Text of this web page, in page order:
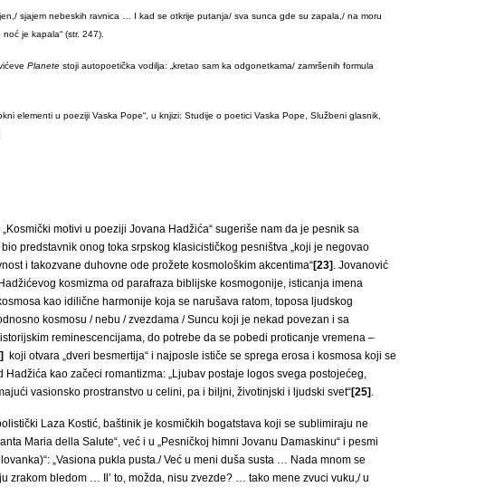
sjajem nebeskih ravnica … I kad se otkrije putanja/ sva sunca gde su zapala,/ na moru
je kapala“ (str. 247).
Planete stoji autopoetička vodilja: „kretao sam ka odgonetkama/ zamršenih formula
elementi u poeziji Vaska Pope“, u knjizi: Studije o poetici Vaska Pope, Službeni glasnik,
motivi u poeziji Jovana Hadžića“ sugeriše nam da je pesnik sa
predstavnik onog toka srpskog klasicističkog pesništva „koji je negovao
i takozvane duhovne ode prožete kosmološkim akcentima“[23] . Jovanović
kosmizma od parafraza biblijske kosmogonije, isticanja imena
kao idilične harmonije koja se narušava ratom, toposa ljudskog
kosmosu / nebu / zvezdama / Suncu koji je nekad povezan i sa
reminescencijama, do potrebe da se pobedi proticanje vremena –
koji otvara „dveri besmertija“ i najposle ističe se sprega erosa i kosmosa koji se
Hadžića kao začeci romantizma: „Ljubav postaje logos svega postojećeg,
vasionsko prostranstvo u celini, pa i biljni, životinjski i ljudski svet“[25] .
Laza Kostić, baštinik je kosmičkih bogatstava koji se sublimiraju ne
Maria della Salute“, već i u „Pesničkoj himni Jovanu Damaskinu“ i pesmi
„Vasiona pukla pusta./ Već u meni duša susta … Nada mnom se
zrakom bledom … Il’ to, možda, nisu zvezde? … tako mene zvuci vuku,/ u